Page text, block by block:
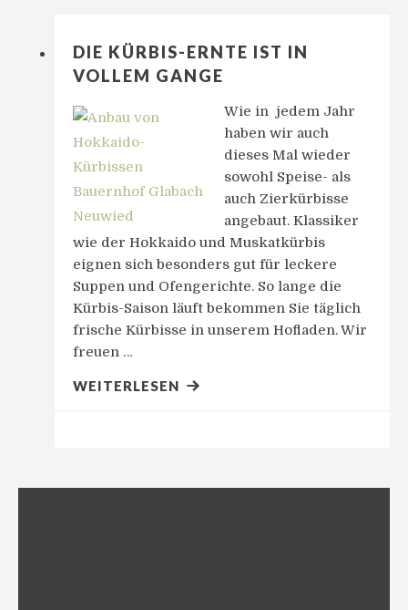
DIE KÜRBIS-ERNTE IST IN
VOLLEM GANGE
Wie in jedem Jahr
haben wir auch
dieses Mal wieder
sowohl Speise- als
auch Zierkürbisse
angebaut. Klassiker
wie der Hokkaido und Muskatkürbis
eignen sich besonders gut für leckere
Suppen und Ofengerichte. So lange die
Kürbis-Saison läuft bekommen Sie täglich
frische Kürbisse in unserem Hofladen. Wir
freuen …
WEITERLESEN